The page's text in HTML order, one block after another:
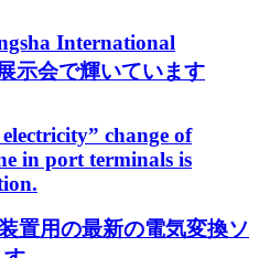
International
示会で輝いています
change of
in port terminals is
置用の最新の電気変換ソ